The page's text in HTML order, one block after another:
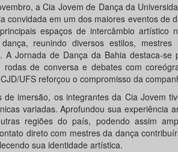
a Cia Jovem de Dança da
convidada em um dos maiores eventos de
espaços de intercâmbio
reunindo diversos estilos,
A Jornada de Dança da Bahia destaca-
rodas de conversa e debates com
UFS reforçou o compromisso da
de imersão, os integrantes da Cia Jovem
variadas. Aprofundou sua experiência
regiões do país, podendo assim
direto com mestres da dança
sua identidade artística.